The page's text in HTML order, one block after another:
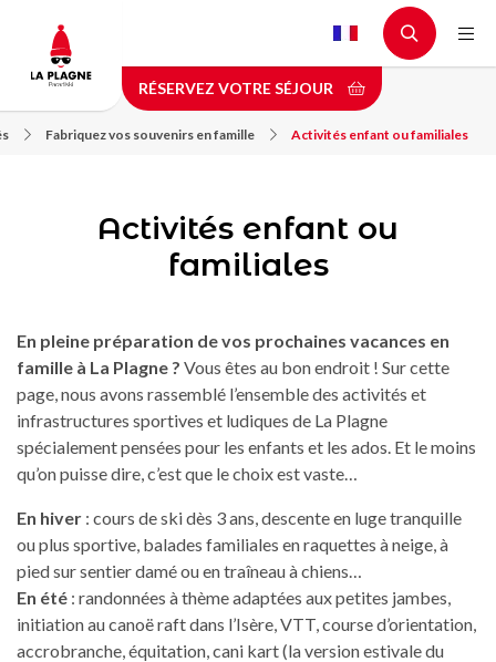
contenu
principal
RÉSERVEZ VOTRE SÉJOUR
Fabriquez vos souvenirs en famille Activités enfant ou familiales
Activités enfant ou
familiales
En pleine préparation de vos prochaines vacances en
famille à La Plagne ? Vous êtes au bon endroit ! Sur cette
page, nous avons rassemblé l’ensemble des activités et
infrastructures sportives et ludiques de La Plagne
spécialement pensées pour les enfants et les ados. Et le moins
qu’on puisse dire, c’est que le choix est vaste…
En hiver : cours de ski dès 3 ans, descente en luge tranquille
ou plus sportive, balades familiales en raquettes à neige, à
pied sur sentier damé ou en traîneau à chiens…
En été : randonnées à thème adaptées aux petites jambes,
initiation au canoë raft dans l’Isère, VTT, course d’orientation,
accrobranche, équitation, cani kart (la version estivale du